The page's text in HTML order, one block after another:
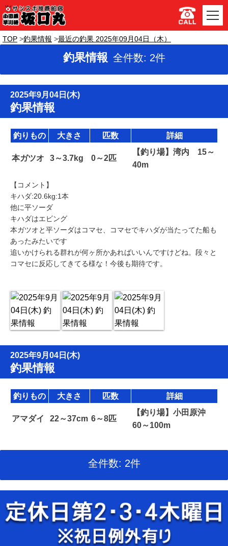
TOP 釣果情報 最近の釣果 2025年09月04日（木）
釣果情報 全件数: 2件
2025年9月04日(木)
釣果情報
釣りもの 大きさ 匹数 詳細
本ガツオ 3～3.7kg 0～2匹
【釣り場】湾内 15～
40m
【コメント】
キハダ:20.6kg:1本
他に平ソーダ
キハダはエビング
本ガツオと平ソーダはコマセ、コマセでキハダが当たってた船も
あったみたいです
追いかけられる群れが何ヶ所かあればいいんですけどね。段々と
コマセに反応してきてる様な！今後も期待です。
2025年9月04日(木)
釣果情報
釣りもの 大きさ 匹数 詳細
アマダイ 22～37cm 6～8匹
【釣り場】小田原沖
60～100m
全件数: 2件